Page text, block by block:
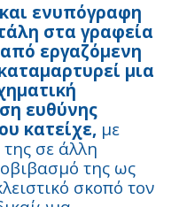
ενυπόγραφη
στα γραφεία
εργαζόμενη
μια
ευθύνης
κατείχε, με
σε άλλη
της ως
σκοπό τον